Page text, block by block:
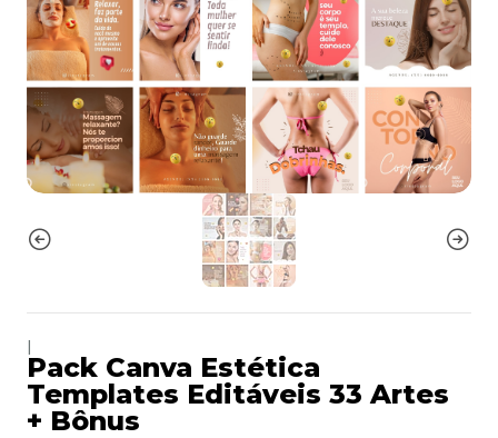
Pack Canva Estética
Templates Editáveis 33 Artes
+ Bônus